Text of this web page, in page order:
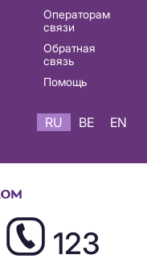
Операторам
связи
Обратная
связь
Помощь
RU BE EN
123